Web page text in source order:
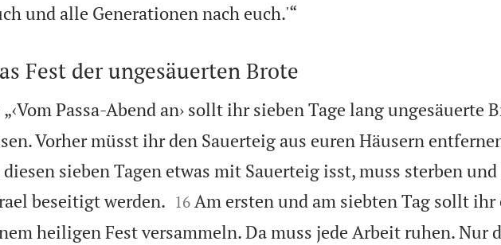
und alle Generationen nach euch.'“
Fest der ungesäuerten Brote
„‹Vom Passa-Abend an› sollt ihr sieben Tage lang ungesäuerte
Vorher müsst ihr den Sauerteig aus euren Häusern
sieben Tagen etwas mit Sauerteig isst, muss sterben und
beseitigt werden.
16 Am ersten und am siebten Tag sollt ihr
heiligen Fest versammeln. Da muss jede Arbeit ruhen. Nur